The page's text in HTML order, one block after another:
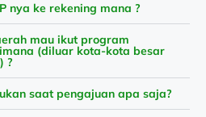
nya ke rekening mana ?
mau ikut program
(diluar kota-kota besar
?
saat pengajuan apa saja?